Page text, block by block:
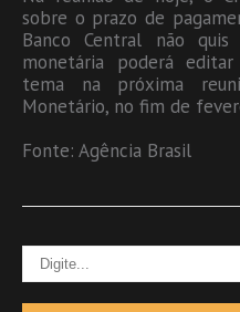
sobre o prazo de
Banco Central não
monetária poderá
tema na próxima
Monetário, no fim de
Fonte: Agência Brasil